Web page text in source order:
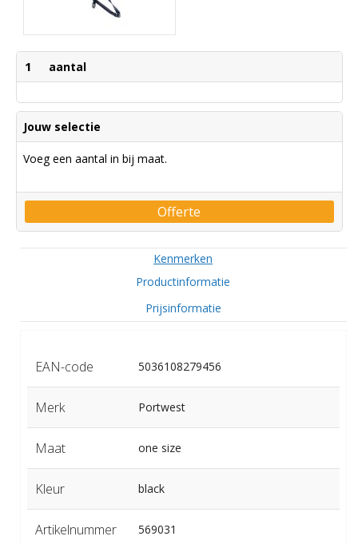
1 aantal
Jouw selectie
Voeg een aantal in bij maat.
Offerte
Kenmerken
Productinformatie
Prijsinformatie
EAN-code 5036108279456
Merk Portwest
Maat one size
Kleur black
Artikelnummer 569031